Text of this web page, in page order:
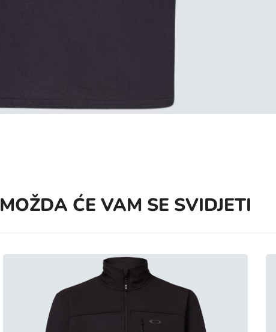
MOŽDA ĆE VAM SE SVIDJETI